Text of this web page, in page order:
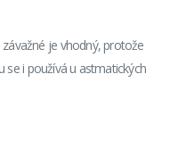
je vhodný, protože
se i používá u astmatických